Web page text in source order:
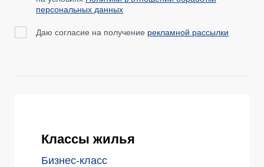
персональных данных
Даю согласие на получение рекламной рассылки
Классы жилья
Бизнес-класс